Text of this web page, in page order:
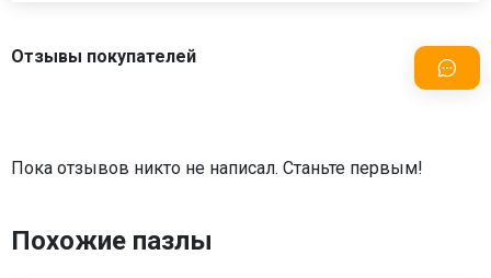
Отзывы покупателей
Пока отзывов никто не написал. Станьте первым!
Похожие пазлы